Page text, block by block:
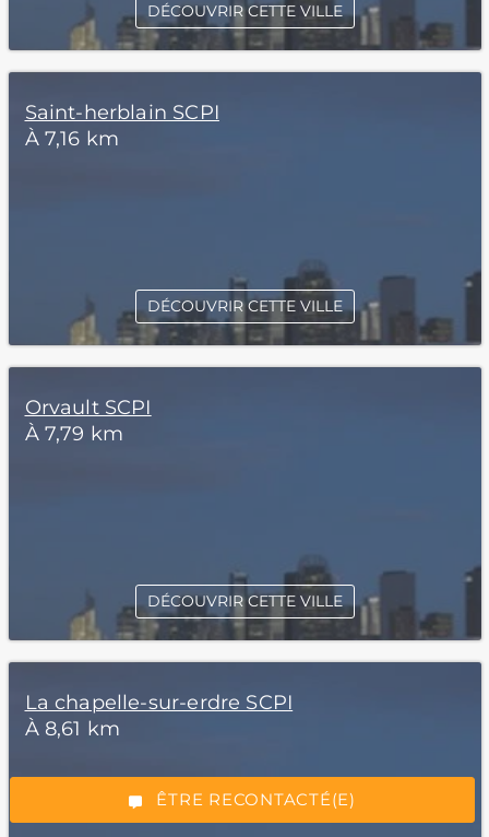
*Champs obligatoires
“Excellent”, 165 avis
ÊTRE RECONTACTÉ(E)
DÉCOUVRIR CETTE VILLE
Saint-herblain SCPI
À 7,16 km
DÉCOUVRIR CETTE VILLE
Orvault SCPI
À 7,79 km
DÉCOUVRIR CETTE VILLE
La chapelle-sur-erdre SCPI
À 8,61 km